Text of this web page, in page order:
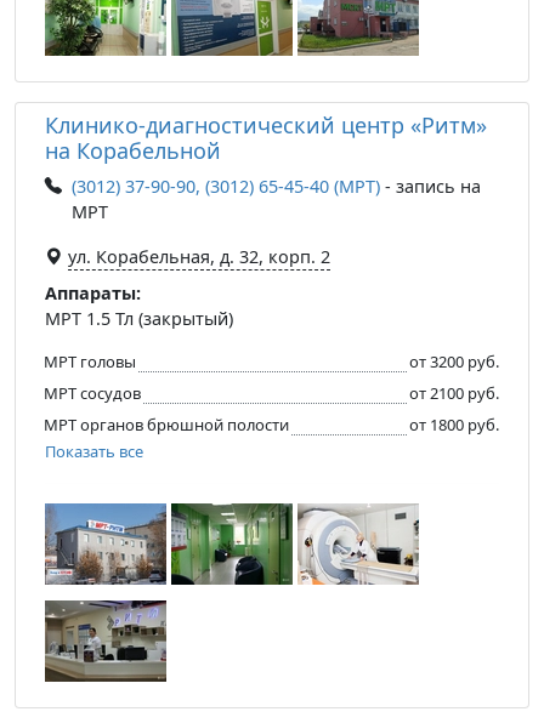
Клинико-диагностический центр «Ритм»
на Корабельной
(3012) 37-90-90, (3012) 65-45-40 (МРТ) - запись на
МРТ
ул. Корабельная, д. 32, корп. 2
Аппараты:
МРТ 1.5 Тл (закрытый)
МРТ головы
от 3200 руб.
МРТ сосудов
от 2100 руб.
МРТ органов брюшной полости
от 1800 руб.
Показать все